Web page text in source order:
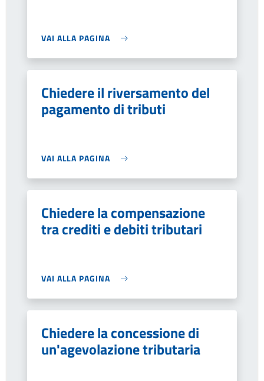
VAI ALLA PAGINA
Chiedere il riversamento del
pagamento di tributi
VAI ALLA PAGINA
Chiedere la compensazione
tra crediti e debiti tributari
VAI ALLA PAGINA
Chiedere la concessione di
un'agevolazione tributaria